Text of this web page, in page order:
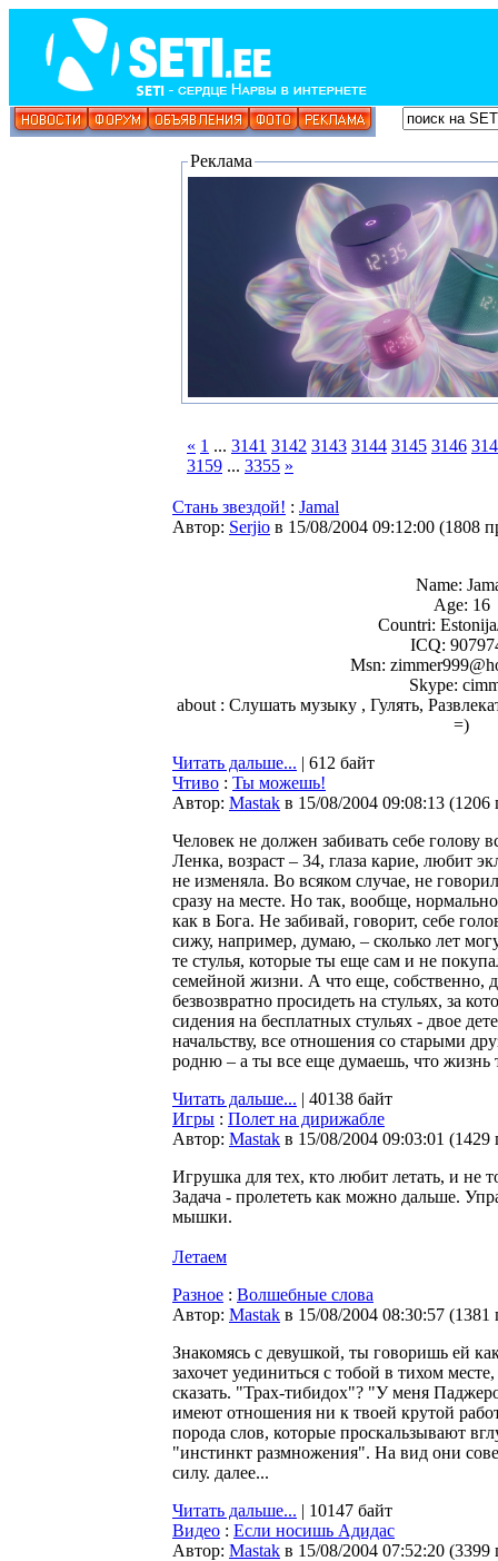
Реклама
« 1 ... 3141 3142 3143 3144 3145 3146
3159 ... 3355 »
Стань звездой! : Jamal
Автор: Serjio в 15/08/2004 09:12:00 (1808
Name:
Age: 16
Countri:
ICQ:
Msn:
Skype:
about : Слушать музыку , Гулять,
=)
Читать дальше... | 612 байт
Чтиво : Ты можешь!
Автор: Мastak в 15/08/2004 09:08:13 (1206
Человек не должен забивать себе голову
Ленка, возраст – 34, глаза карие, любит
не изменяла. Во всяком случае, не
сразу на месте. Но так, вообще,
как в Бога. Не забивай, говорит, себе
сижу, например, думаю, – сколько лет
те стулья, которые ты еще сам и не
семейной жизни. А что еще, собственно,
безвозвратно просидеть на стульях, за
сидения на бесплатных стульях - двое
начальству, все отношения со старыми
родню – а ты все еще думаешь, что жизнь
Читать дальше... | 40138 байт
Игры : Полет на дирижабле
Автор: Мastak в 15/08/2004 09:03:01 (1429
Игрушка для тех, кто любит летать, и не
Задача - пролететь как можно дальше.
мышки.
Летаем
Разное : Волшебные слова
Автор: Мastak в 15/08/2004 08:30:57 (1381
Знакомясь c девушкой, ты говоришь ей
захочет уединиться с тобой в тихом
сказать. "Трах-тибидох"? "У меня
имеют отношения ни к твоей крутой
порода слов, которые проскальзывают
"инстинкт размножения". На вид они
силу. далее...
Читать дальше... | 10147 байт
Видео : Если носишь Адидас
Автор: Мastak в 15/08/2004 07:52:20 (3399